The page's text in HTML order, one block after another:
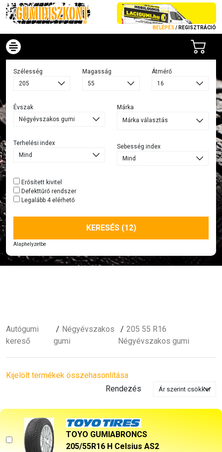
BELÉPÉS / REGISZTRÁCIÓ
Szélesség Magasság Átmérő
Évszak
Terhelési index
Márka
Márka választás
Sebesség index
Erősített kivitel
Defekttűrő rendszer
Legalább 4 elérhető
KERESÉS (12)
Alaphelyzetbe
Autógumi
kereső
Négyévszakos
gumi
205 55 R16
Négyévszakos gumi
Kijelölt termékek összehasonlítása
Rendezés
TOYO GUMIABRONCS
205/55R16 H Celsius AS2